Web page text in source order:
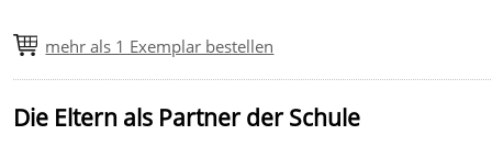
mehr als 1 Exemplar bestellen
Die Eltern als Partner der Schule